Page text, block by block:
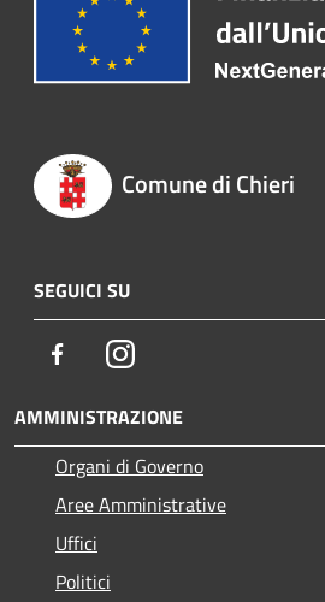
Comune di Chieri
SEGUICI SU
FacebookInstagram
AMMINISTRAZIONE
Organi di Governo
Aree Amministrative
Uffici
Politici